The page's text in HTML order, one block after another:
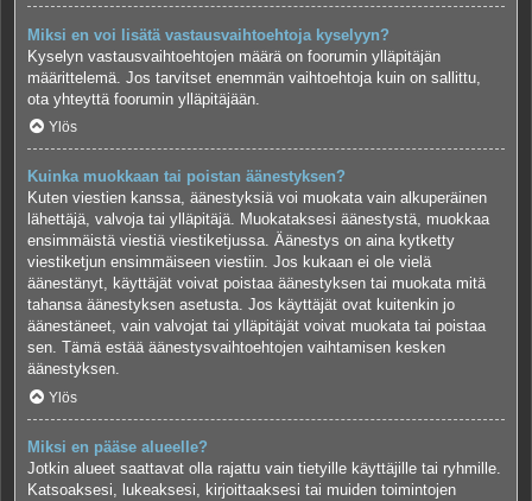
Miksi en voi lisätä vastausvaihtoehtoja kyselyyn?
Kyselyn vastausvaihtoehtojen määrä on foorumin ylläpitäjän
määrittelemä. Jos tarvitset enemmän vaihtoehtoja kuin on sallittu,
ota yhteyttä foorumin ylläpitäjään.
Ylös
Kuinka muokkaan tai poistan äänestyksen?
Kuten viestien kanssa, äänestyksiä voi muokata vain alkuperäinen
lähettäjä, valvoja tai ylläpitäjä. Muokataksesi äänestystä, muokkaa
ensimmäistä viestiä viestiketjussa. Äänestys on aina kytketty
viestiketjun ensimmäiseen viestiin. Jos kukaan ei ole vielä
äänestänyt, käyttäjät voivat poistaa äänestyksen tai muokata mitä
tahansa äänestyksen asetusta. Jos käyttäjät ovat kuitenkin jo
äänestäneet, vain valvojat tai ylläpitäjät voivat muokata tai poistaa
sen. Tämä estää äänestysvaihtoehtojen vaihtamisen kesken
äänestyksen.
Ylös
Miksi en pääse alueelle?
Jotkin alueet saattavat olla rajattu vain tietyille käyttäjille tai ryhmille.
Katsoaksesi, lukeaksesi, kirjoittaaksesi tai muiden toimintojen